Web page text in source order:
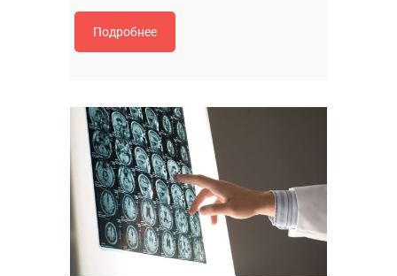
Подробнее